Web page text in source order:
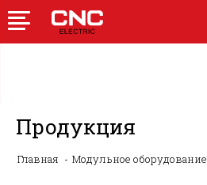
Продукция
Главная Модульное оборудование